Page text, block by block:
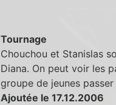
Tournage
Chouchou et Stanislas
Diana. On peut voir les
groupe de jeunes
Ajoutée le 17.12.2006